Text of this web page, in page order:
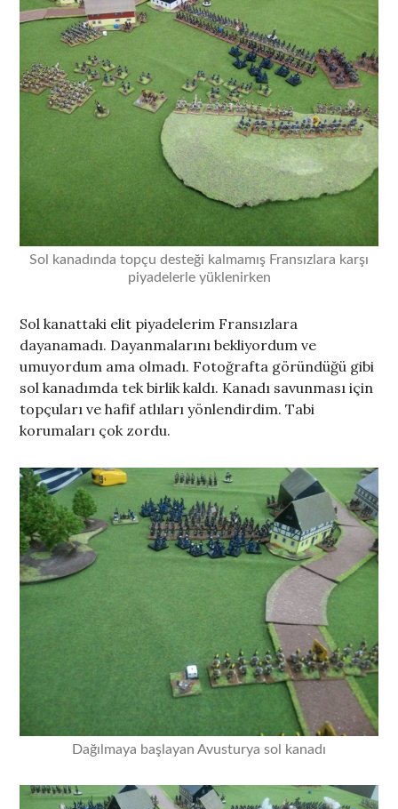
Sol kanadında topçu desteği kalmamış Fransızlara karşı
piyadelerle yüklenirken
Sol kanattaki elit piyadelerim Fransızlara
dayanamadı. Dayanmalarını bekliyordum ve
umuyordum ama olmadı. Fotoğrafta göründüğü gibi
sol kanadımda tek birlik kaldı. Kanadı savunması için
topçuları ve hafif atlıları yönlendirdim. Tabi
korumaları çok zordu.
Dağılmaya başlayan Avusturya sol kanadı